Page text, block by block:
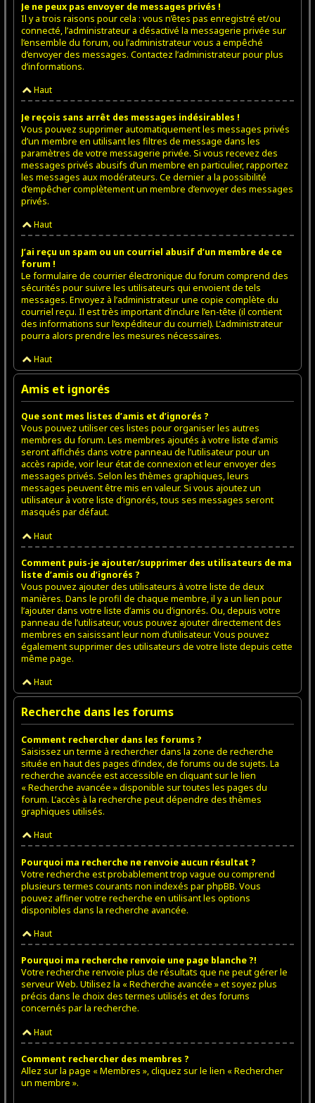
Je ne peux pas envoyer de messages privés !
Il y a trois raisons pour cela : vous n’êtes pas enregistré et/ou
connecté, l’administrateur a désactivé la messagerie privée sur
l’ensemble du forum, ou l’administrateur vous a empêché
d’envoyer des messages. Contactez l’administrateur pour plus
d’informations.
Haut
Je reçois sans arrêt des messages indésirables !
Vous pouvez supprimer automatiquement les messages privés
d’un membre en utilisant les filtres de message dans les
paramètres de votre messagerie privée. Si vous recevez des
messages privés abusifs d’un membre en particulier, rapportez
les messages aux modérateurs. Ce dernier a la possibilité
d’empêcher complètement un membre d’envoyer des messages
privés.
Haut
J’ai reçu un spam ou un courriel abusif d’un membre de ce
forum !
Le formulaire de courrier électronique du forum comprend des
sécurités pour suivre les utilisateurs qui envoient de tels
messages. Envoyez à l’administrateur une copie complète du
courriel reçu. Il est très important d’inclure l’en-tête (il contient
des informations sur l’expéditeur du courriel). L’administrateur
pourra alors prendre les mesures nécessaires.
Haut
Amis et ignorés
Que sont mes listes d’amis et d’ignorés ?
Vous pouvez utiliser ces listes pour organiser les autres
membres du forum. Les membres ajoutés à votre liste d’amis
seront affichés dans votre panneau de l’utilisateur pour un
accès rapide, voir leur état de connexion et leur envoyer des
messages privés. Selon les thèmes graphiques, leurs
messages peuvent être mis en valeur. Si vous ajoutez un
utilisateur à votre liste d’ignorés, tous ses messages seront
masqués par défaut.
Haut
Comment puis-je ajouter/supprimer des utilisateurs de ma
liste d’amis ou d’ignorés ?
Vous pouvez ajouter des utilisateurs à votre liste de deux
manières. Dans le profil de chaque membre, il y a un lien pour
l’ajouter dans votre liste d’amis ou d’ignorés. Ou, depuis votre
panneau de l’utilisateur, vous pouvez ajouter directement des
membres en saisissant leur nom d’utilisateur. Vous pouvez
également supprimer des utilisateurs de votre liste depuis cette
même page.
Haut
Recherche dans les forums
Comment rechercher dans les forums ?
Saisissez un terme à rechercher dans la zone de recherche
située en haut des pages d’index, de forums ou de sujets. La
recherche avancée est accessible en cliquant sur le lien
« Recherche avancée » disponible sur toutes les pages du
forum. L’accès à la recherche peut dépendre des thèmes
graphiques utilisés.
Haut
Pourquoi ma recherche ne renvoie aucun résultat ?
Votre recherche est probablement trop vague ou comprend
plusieurs termes courants non indexés par phpBB. Vous
pouvez affiner votre recherche en utilisant les options
disponibles dans la recherche avancée.
Haut
Pourquoi ma recherche renvoie une page blanche ?!
Votre recherche renvoie plus de résultats que ne peut gérer le
serveur Web. Utilisez la « Recherche avancée » et soyez plus
précis dans le choix des termes utilisés et des forums
concernés par la recherche.
Haut
Comment rechercher des membres ?
Allez sur la page « Membres », cliquez sur le lien « Rechercher
un membre ».